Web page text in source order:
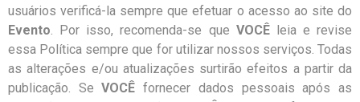
usuários verificá-la sempre que efetuar o acesso ao site do
Evento . Por isso, recomenda-se que VOCÊleia e revise
essa Política sempre que for utilizar nossos serviços. Todas
as alterações e/ou atualizações surtirão efeitos a partir da
publicação. SeVOCÊ fornecer dados pessoais após as